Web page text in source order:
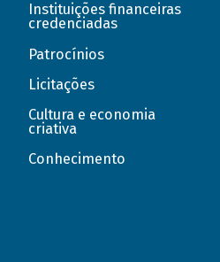
Instituições financeiras
credenciadas
Patrocínios
Licitações
Cultura e economia
criativa
Conhecimento